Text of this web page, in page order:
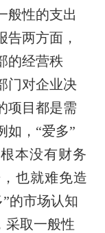
般性的支出
告两方面，
的经营秩
门对企业决
项目都是需
如，“爱多”
本没有财务
也就难免造
的市场认知
采取一般性